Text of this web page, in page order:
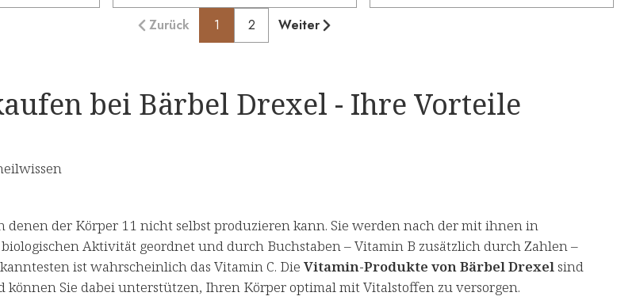
Zurück 1 2 Weiter
bei Bärbel Drexel - Ihre Vorteile
denen der Körper 11 nicht selbst produzieren kann. Sie werden nach der mit ihnen in
Aktivität geordnet und durch Buchstaben – Vitamin B zusätzlich durch Zahlen –
ist wahrscheinlich das Vitamin C. Die Vitamin-Produkte von Bärbel Drexelsind
können Sie dabei unterstützen, Ihren Körper optimal mit Vitalstoffen zu versorgen.